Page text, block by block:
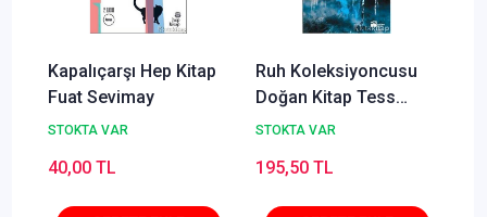
Kapalıçarşı Hep Kitap
Fuat Sevimay
STOKTA VAR
40,00 TL
Ruh Koleksiyoncusu
Doğan Kitap Tess
Gerritsen
STOKTA VAR
195,50 TL